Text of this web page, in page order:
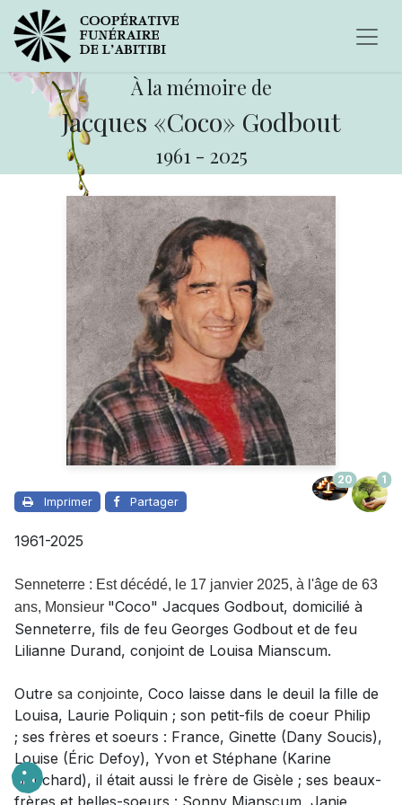
À la mémoire de
Jacques «Coco» Godbout
1961 - 2025
Imprimer Partager
20 1
1961-2025
Senneterre : Est décédé, le 17 janvier 2025, à l'âge de 63
ans, Monsieur "Coco" Jacques Godbout, domicilié à
Senneterre, fils de feu Georges Godbout et de feu
Lilianne Durand, conjoint de Louisa Mianscum.
Outre sa conjointe, Coco laisse dans le deuil la fille de
Louisa, Laurie Poliquin ; son petit-fils de coeur Philip
; ses frères et soeurs : France, Ginette (Dany Soucis),
Louise (Éric Defoy), Yvon et Stéphane (Karine
Bouchard), il était aussi le frère de Gisèle ; ses beaux-
frères et belles-soeurs : Sonny Mianscum, Janie